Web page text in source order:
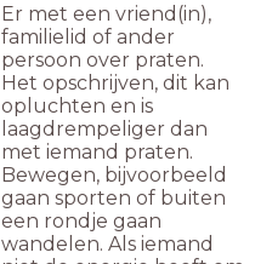
Er met een vriend(in),
familielid of ander
persoon over praten.
Het opschrijven, dit kan
opluchten en is
laagdrempeliger dan
met iemand praten.
Bewegen, bijvoorbeeld
gaan sporten of buiten
een rondje gaan
wandelen. Als iemand